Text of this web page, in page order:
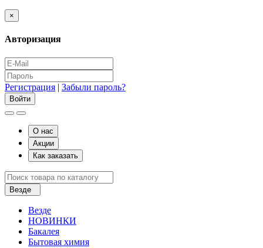
×
Авторизация
Регистрация | Забыли пароль?
О нас
Акции
Как заказать
Везде
Везде
НОВИНКИ
Бакалея
Бытовая химия